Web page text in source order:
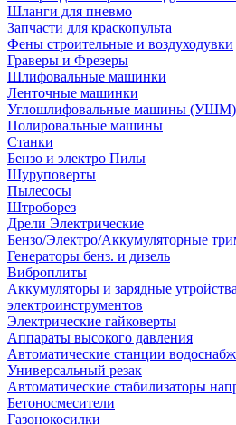
Шланги для пневмо
Запчасти для краскопульта
Фены строительные и воздуходувки
Граверы и Фрезеры
Шлифовальные машинки
Ленточные машинки
Углошлифовальные машины (УШМ)
Полировальные машины
Станки
Бензо и электро Пилы
Шуруповерты
Пылесосы
Штроборез
Дрели Электрические
Бензо/Электро/Аккумуляторные
Генераторы бенз. и дизель
Виброплиты
Аккумуляторы и зарядные
электроинструментов
Электрические гайковерты
Аппараты высокого давления
Автоматические станции
Универсальный резак
Автоматические стабилизаторы
Бетоносмесители
Газонокосилки